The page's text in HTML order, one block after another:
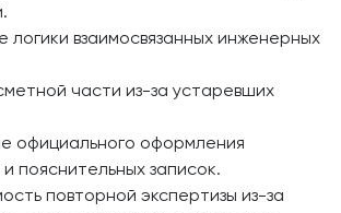
взаимосвязанных инженерных
части из-за устаревших
официального оформления
пояснительных записок.
повторной экспертизы из-за